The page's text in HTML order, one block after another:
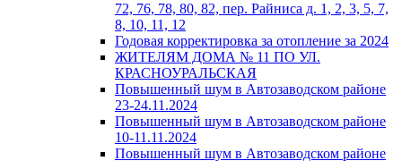
72, 76, 78, 80, 82, пер. Райниса д. 1, 2, 3, 5, 7,
8, 10, 11, 12
Годовая корректировка за отопление за 2024
ЖИТЕЛЯМ ДОМА № 11 ПО УЛ.
КРАСНОУРАЛЬСКАЯ
Повышенный шум в Автозаводском районе
23-24.11.2024
Повышенный шум в Автозаводском районе
10-11.11.2024
Повышенный шум в Автозаводском районе